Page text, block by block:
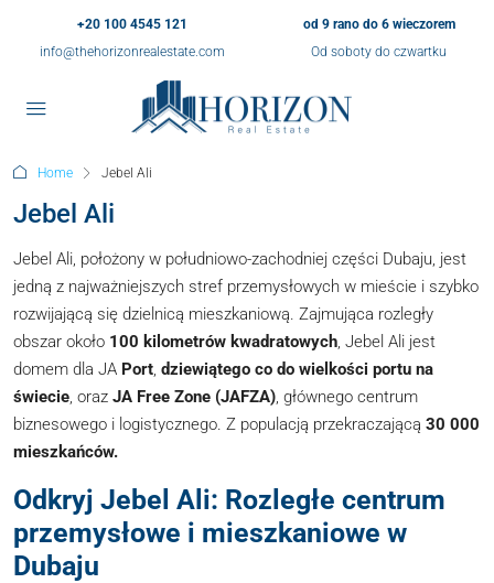
+20 100 4545 121
info@thehorizonrealestate.com
od 9 rano do 6 wieczorem
Od soboty do czwartku
Home Jebel Ali
Jebel Ali
Jebel Ali, położony w południowo-zachodniej części Dubaju, jest
jedną z najważniejszych stref przemysłowych w mieście i szybko
rozwijającą się dzielnicą mieszkaniową. Zajmująca rozległy
obszar około 100 kilometrów kwadratowych, Jebel Ali jest
domem dla JA Port, dziewiątego co do wielkości portu na
świecie, oraz JA Free Zone (JAFZA), głównego centrum
biznesowego i logistycznego. Z populacją przekraczającą 30 000
mieszkańców.
Odkryj Jebel Ali: Rozległe centrum
przemysłowe i mieszkaniowe w
Dubaju